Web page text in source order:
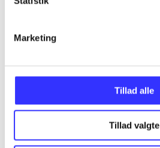
Marketing
Tillad alle
Tillad valgte
Artikler